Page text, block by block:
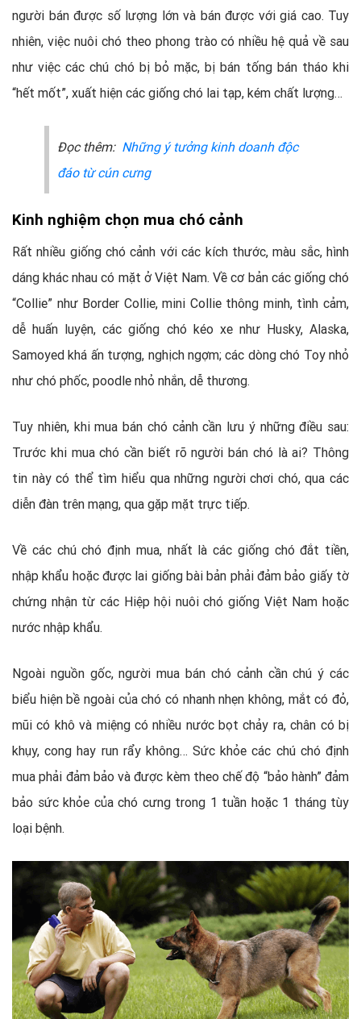
người bán được số lượng lớn và bán được với giá cao. Tuy
nhiên, việc nuôi chó theo phong trào có nhiều hệ quả về sau
như việc các chú chó bị bỏ mặc, bị bán tống bán tháo khi
“hết mốt”, xuất hiện các giống chó lai tạp, kém chất lượng…
Đọc thêm: Những ý tưởng kinh doanh độc
đáo từ cún cưng
Kinh nghiệm chọn mua chó cảnh
Rất nhiều giống chó cảnh với các kích thước, màu sắc, hình
dáng khác nhau có mặt ở Việt Nam. Về cơ bản các giống chó
“Collie” như Border Collie, mini Collie thông minh, tình cảm,
dễ huấn luyện, các giống chó kéo xe như Husky, Alaska,
Samoyed khá ấn tượng, nghịch ngợm; các dòng chó Toy nhỏ
như chó phốc, poodle nhỏ nhắn, dễ thương.
Tuy nhiên, khi mua bán chó cảnh cần lưu ý những điều sau:
Trước khi mua chó cần biết rõ người bán chó là ai? Thông
tin này có thể tìm hiểu qua những người chơi chó, qua các
diễn đàn trên mạng, qua gặp mặt trực tiếp.
Về các chú chó định mua, nhất là các giống chó đắt tiền,
nhập khẩu hoặc được lai giống bài bản phải đảm bảo giấy tờ
chứng nhận từ các Hiệp hội nuôi chó giống Việt Nam hoặc
nước nhập khẩu.
Ngoài nguồn gốc, người mua bán chó cảnh cần chú ý các
biểu hiện bề ngoài của chó có nhanh nhẹn không, mắt có đỏ,
mũi có khô và miệng có nhiều nước bọt chảy ra, chân có bị
khụy, cong hay run rẩy không… Sức khỏe các chú chó định
mua phải đảm bảo và được kèm theo chế độ “bảo hành” đảm
bảo sức khỏe của chó cưng trong 1 tuần hoặc 1 tháng tùy
loại bệnh.